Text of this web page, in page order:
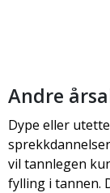
Andre
Dype eller
vil tannlegen
fylling i tannen.